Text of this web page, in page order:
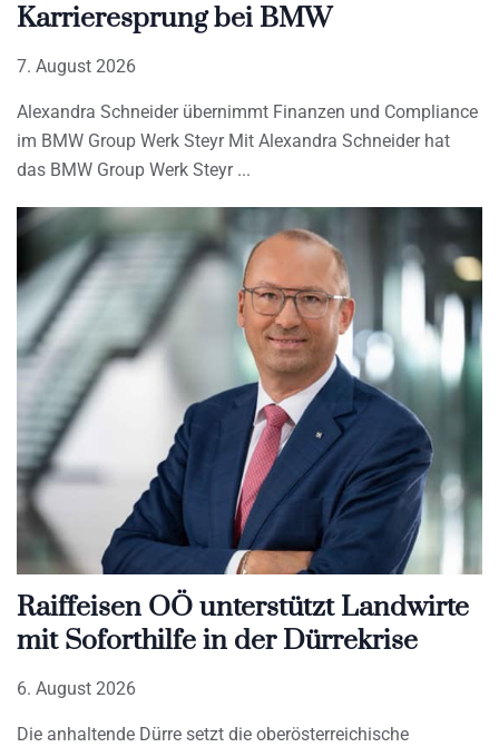
Karrieresprung bei BMW
7. August 2026
Alexandra Schneider übernimmt Finanzen und Compliance
im BMW Group Werk Steyr Mit Alexandra Schneider hat
das BMW Group Werk Steyr
Raiffeisen OÖ unterstützt Landwirte
mit Soforthilfe in der Dürrekrise
6. August 2026
Die anhaltende Dürre setzt die oberösterreichische